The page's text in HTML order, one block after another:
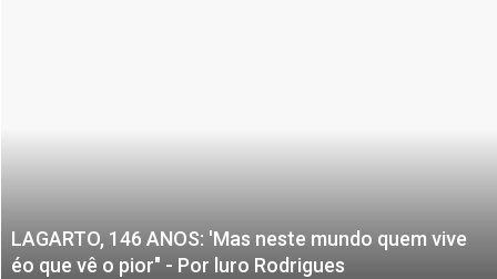
COMO ANUNCIAR
LAGARTO, 146 ANOS: 'Mas neste mundo quem vive
éo que vê o pior" - Por luro Rodrigues